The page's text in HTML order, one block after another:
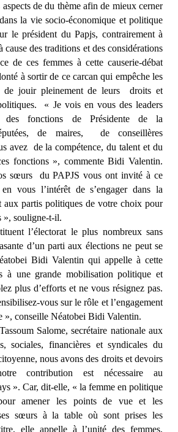
aspects de du thème afin de mieux cerner
la vie socio-économique et politique
le président du Papjs, contrairement à
cause des traditions et des considérations
de ces femmes à cette causerie-débat
à sortir de ce carcan qui empêche les
de jouir pleinement de leurs
droits et
« Je vois en vous des leaders
des fonctions de Présidente de la
de maires,
de conseillères
avez
de la compétence, du talent et du
fonctions », commente Bidi Valentin.
sœurs
du PAPJS vous ont invité à ce
vous l’intérêt de s’engager dans la
aux partis politiques de votre choix pour
», souligne-t-il.
l’électorat le plus nombreux sans
d’un parti aux élections ne peut se
Bidi Valentin qui appelle à cette
à une grande mobilisation politique et
plus d’efforts et ne vous résignez pas.
vous sur le rôle et l’engagement
», conseille Néatobei Bidi Valentin.
Salome, secrétaire nationale aux
sociales, financières et syndicales du
nous avons des droits et devoirs
contribution est nécessaire au
». Car, dit-elle, « la femme en politique
amener les points de vue et les
sœurs à la table où sont prises les
elle appelle à l’unité des femmes.